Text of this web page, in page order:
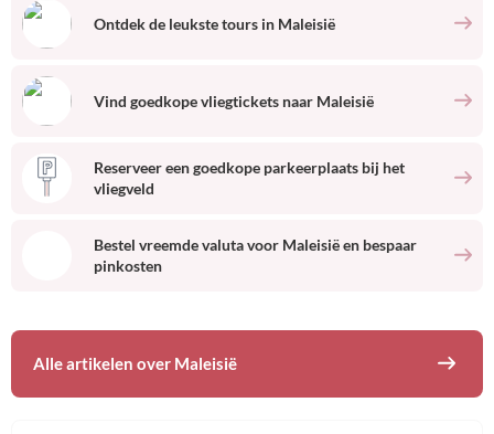
Ontdek de leukste tours in Maleisië
Vind goedkope vliegtickets naar Maleisië
Reserveer een goedkope parkeerplaats bij het
vliegveld
Bestel vreemde valuta voor Maleisiëen bespaar
pinkosten
Alle artikelen over Maleisië